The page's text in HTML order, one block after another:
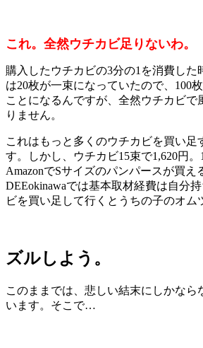
これ。全然ウチカビ足りないわ。
購入したウチカビの3分の1を消費した
は20枚が一束になっていたので、100
ことになるんですが、全然ウチカビで
りません。
これはもっと多くのウチカビを買い足
す。しかし、ウチカビ15束で1,620円
AmazonでSサイズのパンパースが買え
DEEokinawaでは基本取材経費は自分
ビを買い足して行くとうちの子のオム
ズルしよう。
このままでは、悲しい結末にしかなら
います。そこで…